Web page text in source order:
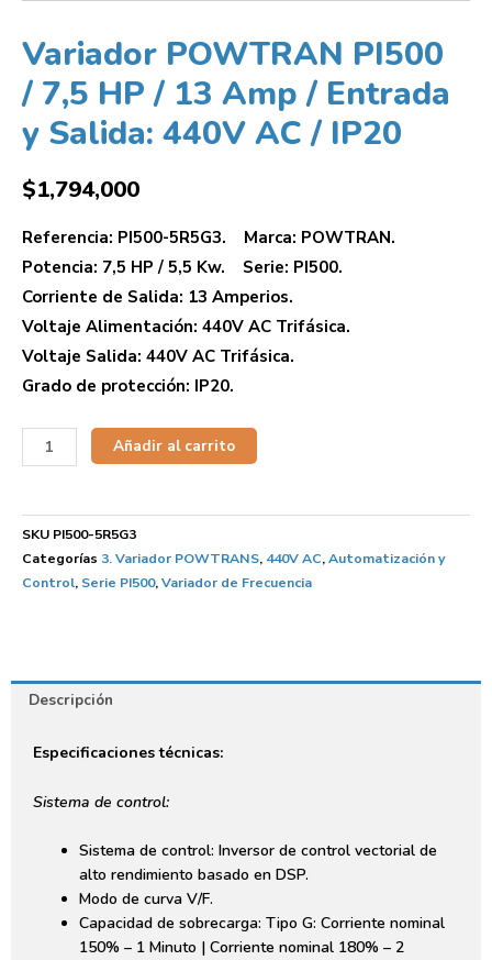
Variador POWTRAN PI500
/ 7,5 HP / 13 Amp / Entrada
y Salida: 440V AC / IP20
$1,794,000
Referencia: PI500-5R5G3. Marca: POWTRAN.
Potencia: 7,5 HP / 5,5 Kw. Serie: PI500.
Corriente de Salida: 13 Amperios.
Voltaje Alimentación: 440V AC Trifásica.
Voltaje Salida: 440V AC Trifásica.
Grado de protección: IP20.
Añadir al carrito
SKU PI500-5R5G3
Categorías 3. Variador POWTRANS, 440V AC,Automatización y
Control, Serie PI500,Variador de Frecuencia
Descripción
Especificaciones técnicas:
Sistema de control:
Sistema de control: Inversor de control vectorial de
alto rendimiento basado en DSP.
Modo de curva V/F.
Capacidad de sobrecarga: Tipo G: Corriente nominal
150% – 1 Minuto | Corriente nominal 180% – 2